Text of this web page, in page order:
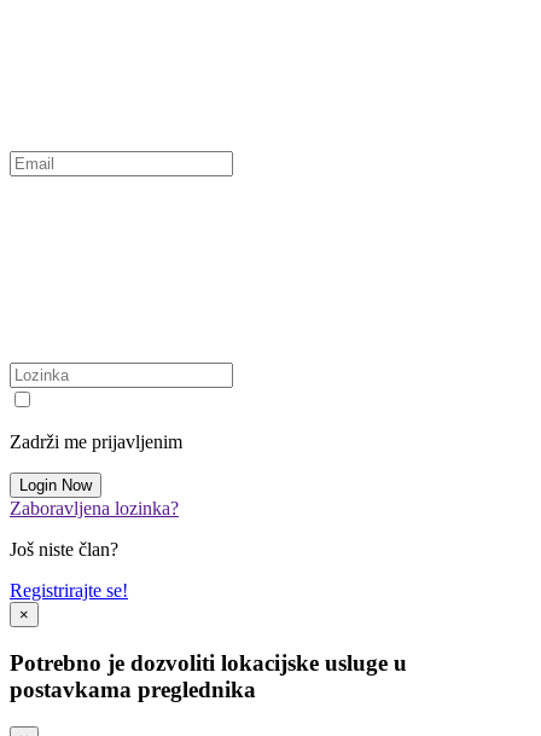
Zadrži me prijavljenim
Zaboravljena lozinka?
Još niste član?
Registrirajte se!
×
Potrebno je dozvoliti lokacijske usluge u
postavkama preglednika